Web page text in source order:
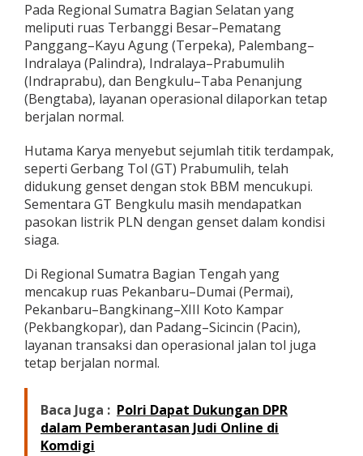
n
L
s
r
i
k
N
d
i
P
u
l
S
u
a
t
r
a
Pada Regional Sumatra Bagian Selatan yang
meliputi ruas Terbanggi Besar–Pematang
Panggang–Kayu Agung (Terpeka), Palembang–
Indralaya (Palindra), Indralaya–Prabumulih
(Indraprabu), dan Bengkulu–Taba Penanjung
(Bengtaba), layanan operasional dilaporkan tetap
berjalan normal.
Hutama Karya menyebut sejumlah titik terdampak,
seperti Gerbang Tol (GT) Prabumulih, telah
didukung genset dengan stok BBM mencukupi.
Sementara GT Bengkulu masih mendapatkan
pasokan listrik PLN dengan genset dalam kondisi
siaga.
Di Regional Sumatra Bagian Tengah yang
mencakup ruas Pekanbaru–Dumai (Permai),
Pekanbaru–Bangkinang–XIII Koto Kampar
(Pekbangkopar), dan Padang–Sicincin (Pacin),
layanan transaksi dan operasional jalan tol juga
tetap berjalan normal.
Baca Juga : Polri Dapat Dukungan DPR
dalam Pemberantasan Judi Online di
Komdigi